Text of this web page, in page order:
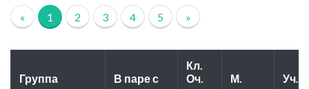
« 1 2 3 4 5 »
Группа В паре с
Кл.
Оч.
М. Уч.